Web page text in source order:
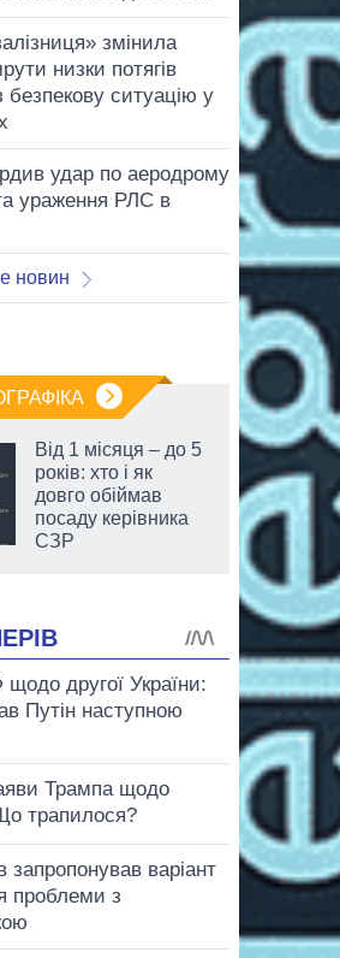
змінила
низки потягів
безпекову ситуацію у
удар по аеродрому
ураження РЛС в
новин
Від 1 місяця – до 5
років: хто і як
довго обіймав
посаду керівника
СЗР